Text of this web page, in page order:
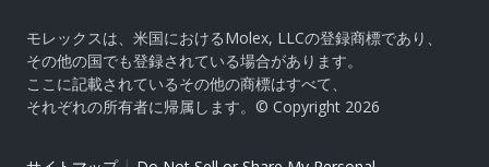
モレックスは、米国におけるMolex, LLCの登録商標であり、
その他の国でも登録されている場合があります。
ここに記載されているその他の商標はすべて、
それぞれの所有者に帰属します。© Copyright 2026